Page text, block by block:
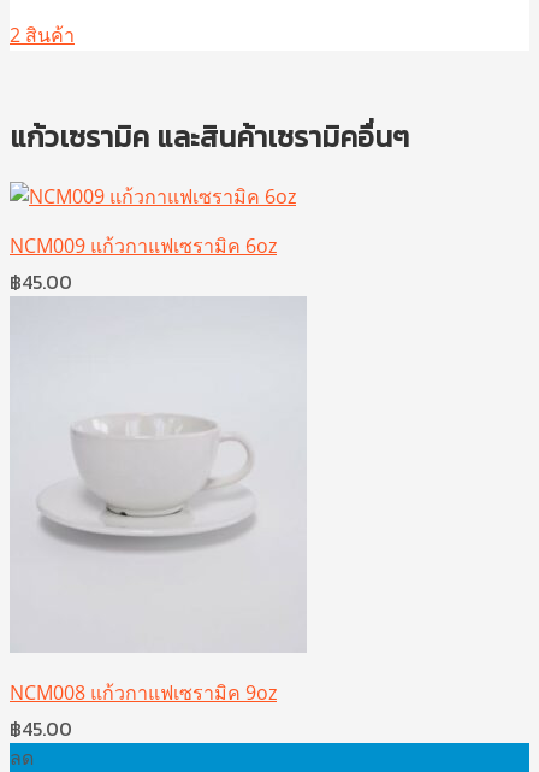
2 สินค้า
แก้วเซรามิค และสินค้าเซรามิคอื่นๆ
NCM009 แก้วกาแฟเซรามิค 6oz
฿45.00
NCM008 แก้วกาแฟเซรามิค 9oz
฿45.00
ลด